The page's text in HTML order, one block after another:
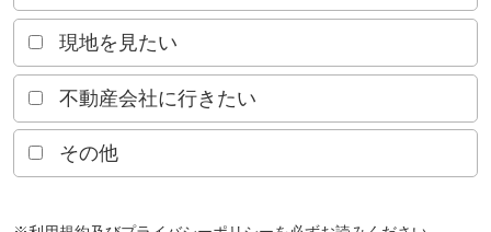
現地を見たい
不動産会社に行きたい
その他